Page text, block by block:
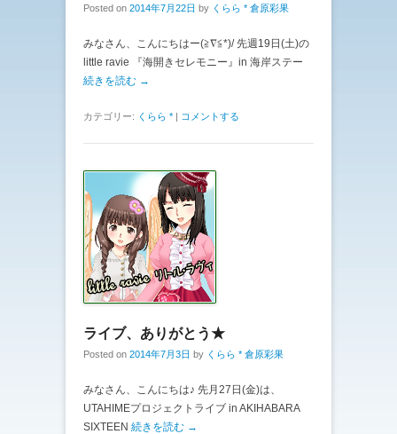
Posted on 2014年7月22日 by くらら * 倉原彩果
みなさん、こんにちはー(≧∇≦*)/ 先週19日(土)の
little ravie 『海開きセレモニー』in 海岸ステー
続きを読む →
カテゴリー: くらら * | コメントする
ライブ、ありがとう★
Posted on 2014年7月3日 by くらら * 倉原彩果
みなさん、こんにちは♪ 先月27日(金)は、
UTAHIMEプロジェクトライブ in AKIHABARA
SIXTEEN 続きを読む →